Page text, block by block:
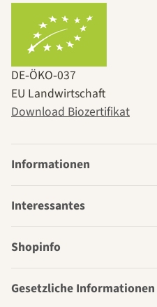
DE‑ÖKO‑037
EU Landwirtschaft
Download Biozertifikat
Informationen
Interessantes
Shopinfo
Gesetzliche Informationen